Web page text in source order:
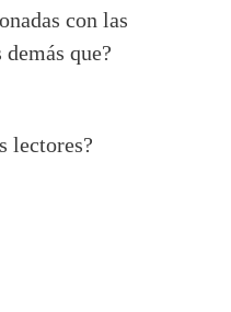
con las
que?
lectores?